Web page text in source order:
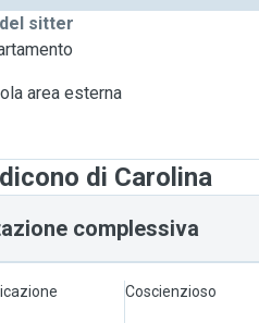
sitter
area esterna
di Carolina
complessiva
Coscienzioso